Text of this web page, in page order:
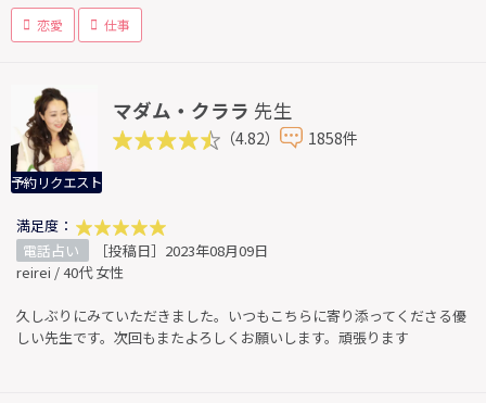
恋愛 仕事
予約リクエスト
マダム・クララ 先生
（4.82） 1858件
満足度：
電話占い
［投稿日］2023年08月09日
reirei / 40代 女性
久しぶりにみていただきました。いつもこちらに寄り添ってくださる優
しい先生です。次回もまたよろしくお願いします。頑張ります